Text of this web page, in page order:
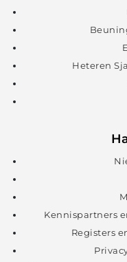
Heteren
Kennispartners
Registers